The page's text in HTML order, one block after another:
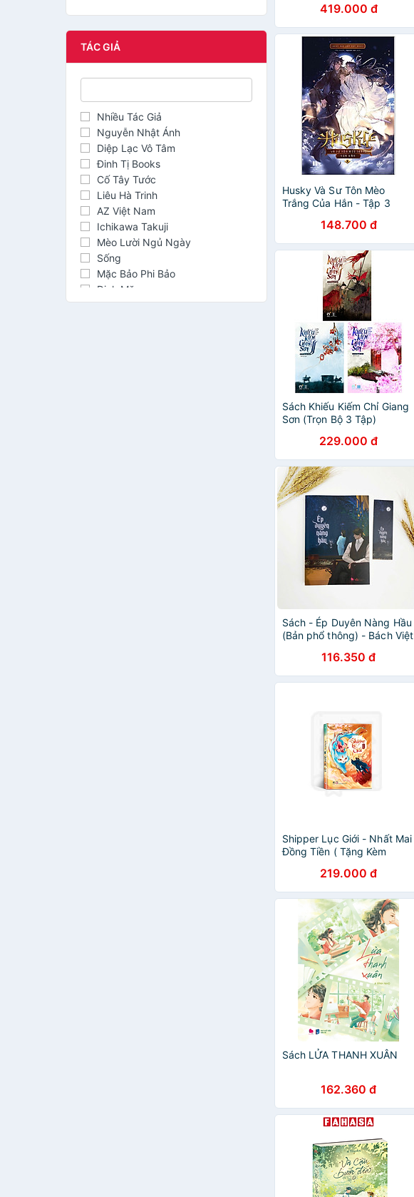
TÁC GIẢ
Nhiều Tác Giả
Nguyễn Nhật Ánh
Diệp Lạc Vô Tâm
Đinh Tị Books
Cố Tây Tước
Liêu Hà Trinh
AZ Việt Nam
Ichikawa Takuji
Mèo Lười Ngủ Ngày
Sống
Mặc Bảo Phi Bảo
Đinh Mặc
Nguyễn Ngọc Tư
419.000 đ
Husky Và Sư Tôn Mèo
Trắng Của Hắn - Tập 3
148.700 đ
Sách Khiếu Kiếm Chỉ Giang
Sơn (Trọn Bộ 3 Tập)
229.000 đ
Sách - Ép Duyên Nàng Hầu
(Bản phổ thông) - Bách Việt
116.350 đ
Shipper Lục Giới - Nhất Mai
Đồng Tiền ( Tặng Kèm
219.000 đ
Sách LỬA THANH XUÂN
162.360 đ